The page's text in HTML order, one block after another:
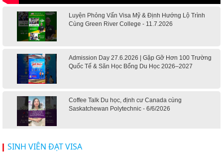
Luyện Phỏng Vấn Visa Mỹ & Định Hướng Lộ Trình
Cùng Green River College - 11.7.2026
Admission Day 27.6.2026 | Gặp Gỡ Hơn 100 Trường
Quốc Tế & Săn Học Bổng Du Học 2026–2027
Coffee Talk Du học, định cư Canada cùng
Saskatchewan Polytechnic - 6/6/2026
dưới 20k/ năm
SINH VIÊN ĐẠT VISA